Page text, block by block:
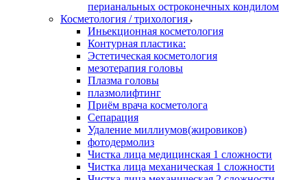
перианальных остроконечных кондилом
Косметология / трихология
Иньекционная косметология
Контурная пластика:
Эстетическая косметология
мезотерапия головы
Плазма головы
плазмолифтинг
Приём врача косметолога
Сепарация
Удаление миллиумов(жировиков)
фотодермолиз
Чистка лица медицинская 1 сложности
Чистка лица механическая 1 сложности